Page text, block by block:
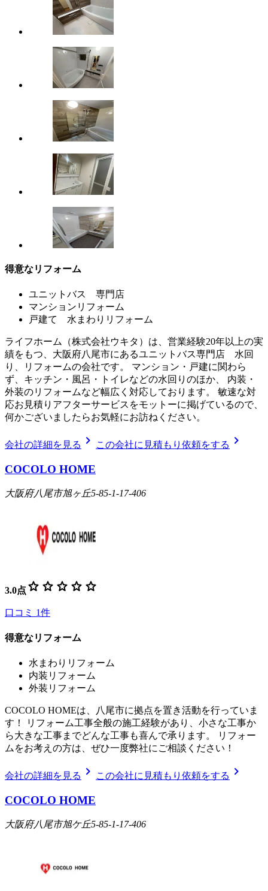
得意なリフォーム
ユニットバス 専門店
マンションリフォーム
戸建て 水まわりリフォーム
ライフホーム（株式会社ウキタ）は、営業経験20年以上の実
績をもつ、大阪府八尾市にあるユニットバス専門店 水回
り、リフォームの会社です。 マンション・戸建に関わら
ず、キッチン・風呂・トイレなどの水回りのほか、 内装・
外装のリフォームなど幅広く対応しております。 敏速な対
応お見積りアフターサービスをモットーに掲げているので、
何かございましたらお気軽にお訪ねください。
会社の詳細を見る chevron_right この会社に見積もり依頼をする chevron_right
COCOLO HOME
大阪府八尾市旭ヶ丘5-85-1-17-406
3.0点 star star star star star
口コミ 1件
得意なリフォーム
水まわりリフォーム
内装リフォーム
外装リフォーム
COCOLO HOMEは、八尾市に拠点を置き活動を行っていま
す！ リフォーム工事全般の施工経験があり、小さな工事か
ら大きな工事までどんな工事も喜んで承ります。 リフォー
ムをお考えの方は、ぜひ一度弊社にご相談ください！
会社の詳細を見る chevron_right この会社に見積もり依頼をする chevron_right
COCOLO HOME
大阪府八尾市旭ケ丘5-85-1-17-406